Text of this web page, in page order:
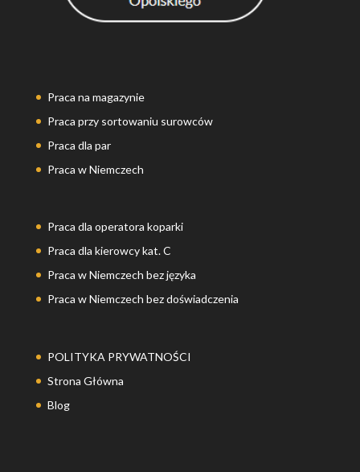
Praca na magazynie
Praca przy sortowaniu surowców
Praca dla par
Praca w Niemczech
Praca dla operatora koparki
Praca dla kierowcy kat. C
Praca w Niemczech bez języka
Praca w Niemczech bez doświadczenia
POLITYKA PRYWATNOŚCI
Strona Główna
Blog